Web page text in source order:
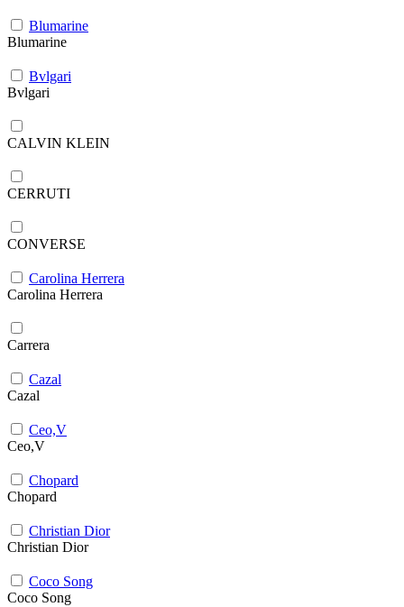
Blumarine
Blumarine
Bvlgari
Bvlgari
CALVIN KLEIN
CERRUTI
CONVERSE
Carolina Herrera
Carolina Herrera
Carrera
Cazal
Cazal
Ceo,V
Ceo,V
Chopard
Chopard
Christian Dior
Christian Dior
Coco Song
Coco Song